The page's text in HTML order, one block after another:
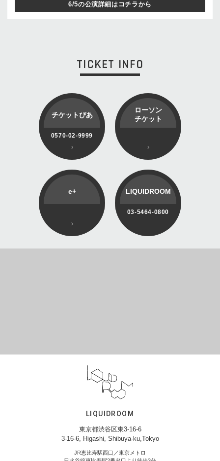
6/5の公演詳細はコチラから
TICKET INFO
チケットぴあ
0570-02-9999
ローソン
チケット
e+ LIQUIDROOM
03-5464-0800
LIQUIDROOM
東京都渋谷区東3-16-6
3-16-6, Higashi, Shibuya-ku,Tokyo
JR恵比寿駅西口／東京メトロ